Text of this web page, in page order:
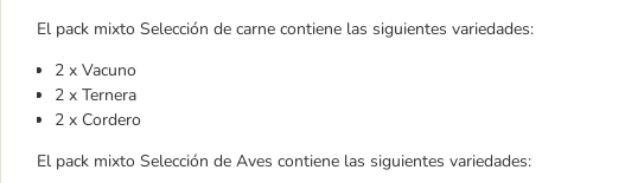
El pack mixto Selección de carne contiene las siguientes variedades:
2 x Vacuno
2 x Ternera
2 x Cordero
El pack mixto Selección de Aves contiene las siguientes variedades: